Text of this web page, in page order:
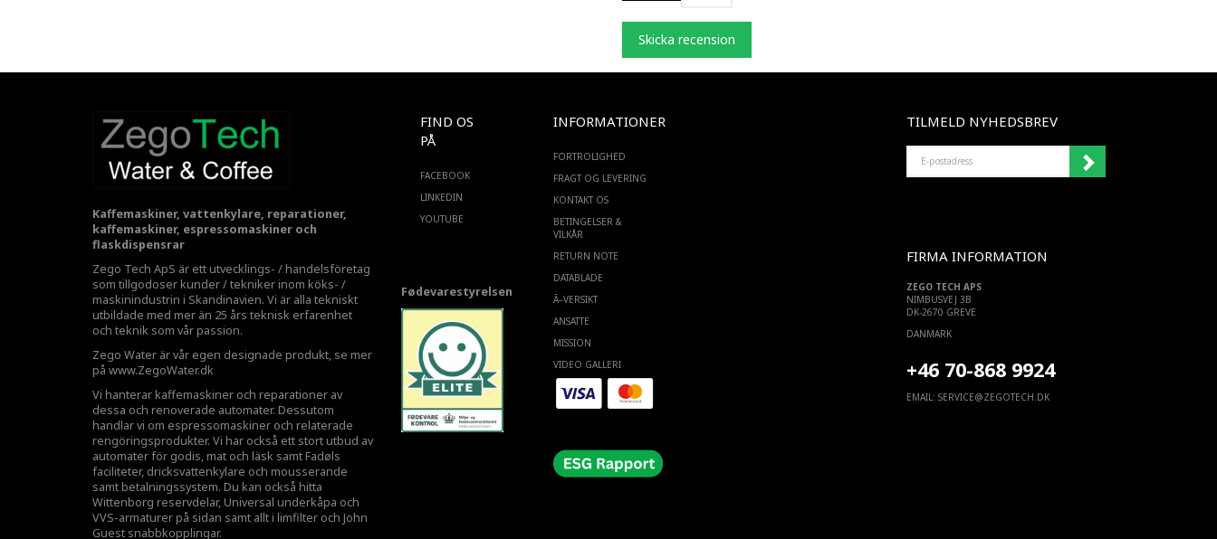
Skicka recension
Kaffemaskiner, vattenkylare, reparationer,
kaffemaskiner, espressomaskiner och
flaskdispensrar
Zego Tech ApS är ett utvecklings- / handelsföretag
som tillgodoser kunder / tekniker inom köks- /
maskinindustrin i Skandinavien. Vi är alla tekniskt
utbildade med mer än 25 års teknisk erfarenhet
och teknik som vår passion.
Zego Water är vår egen designade produkt, se mer
på www.ZegoWater.dk
Vi hanterar kaffemaskiner och reparationer av
dessa och renoverade automater. Dessutom
handlar vi om espressomaskiner och relaterade
rengöringsprodukter. Vi har också ett stort utbud av
automater för godis, mat och läsk samt Fadøls
faciliteter, dricksvattenkylare och mousserande
samt betalningssystem. Du kan också hitta
Wittenborg reservdelar, Universal underkåpa och
VVS-armaturer på sidan samt allt i limfilter och John
Guest snabbkopplingar.
FIND OS
PÅ
FACEBOOK
LINKEDIN
YOUTUBE
Fødevarestyrelsen
INFORMATIONER
FORTROLIGHED
FRAGT OG LEVERING
KONTAKT OS
BETINGELSER &
VILKÅR
RETURN NOTE
DATABLADE
Ã–VERSIKT
ANSATTE
MISSION
VIDEO GALLERI
TILMELD NYHEDSBREV
POSTADRESS
FIRMA INFORMATION
ZEGO TECH APS
NIMBUSVEJ 3B
DK-2670 GREVE
DANMARK
+46 70-868 9924
EMAIL: SERVICE@ZEGOTECH.DK